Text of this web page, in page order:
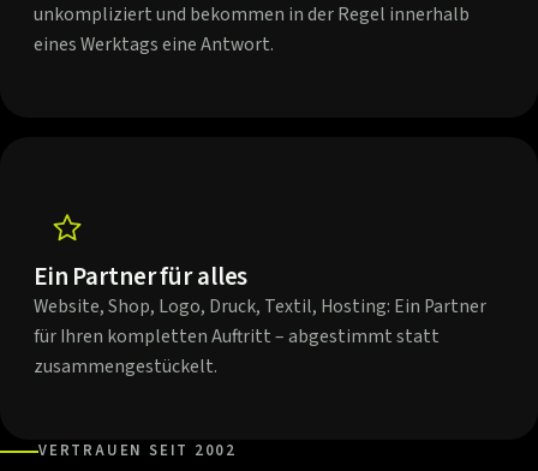
unkompliziert und bekommen in der Regel innerhalb
eines Werktags eine Antwort.
Ein Partner für alles
Website, Shop, Logo, Druck, Textil, Hosting: Ein Partner
für Ihren kompletten Auftritt – abgestimmt statt
zusammengestückelt.
VERTRAUEN SEIT 2002